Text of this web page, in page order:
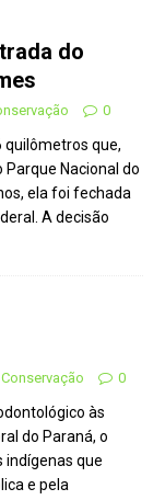
do
0
quilômetros que,
Nacional do
ela foi fechada
A decisão
0
às
do Paraná, o
que
e pela